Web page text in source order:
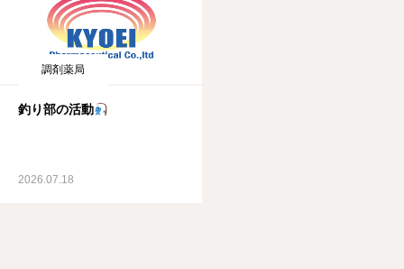
調剤薬局
釣り部の活動
2026.07.18